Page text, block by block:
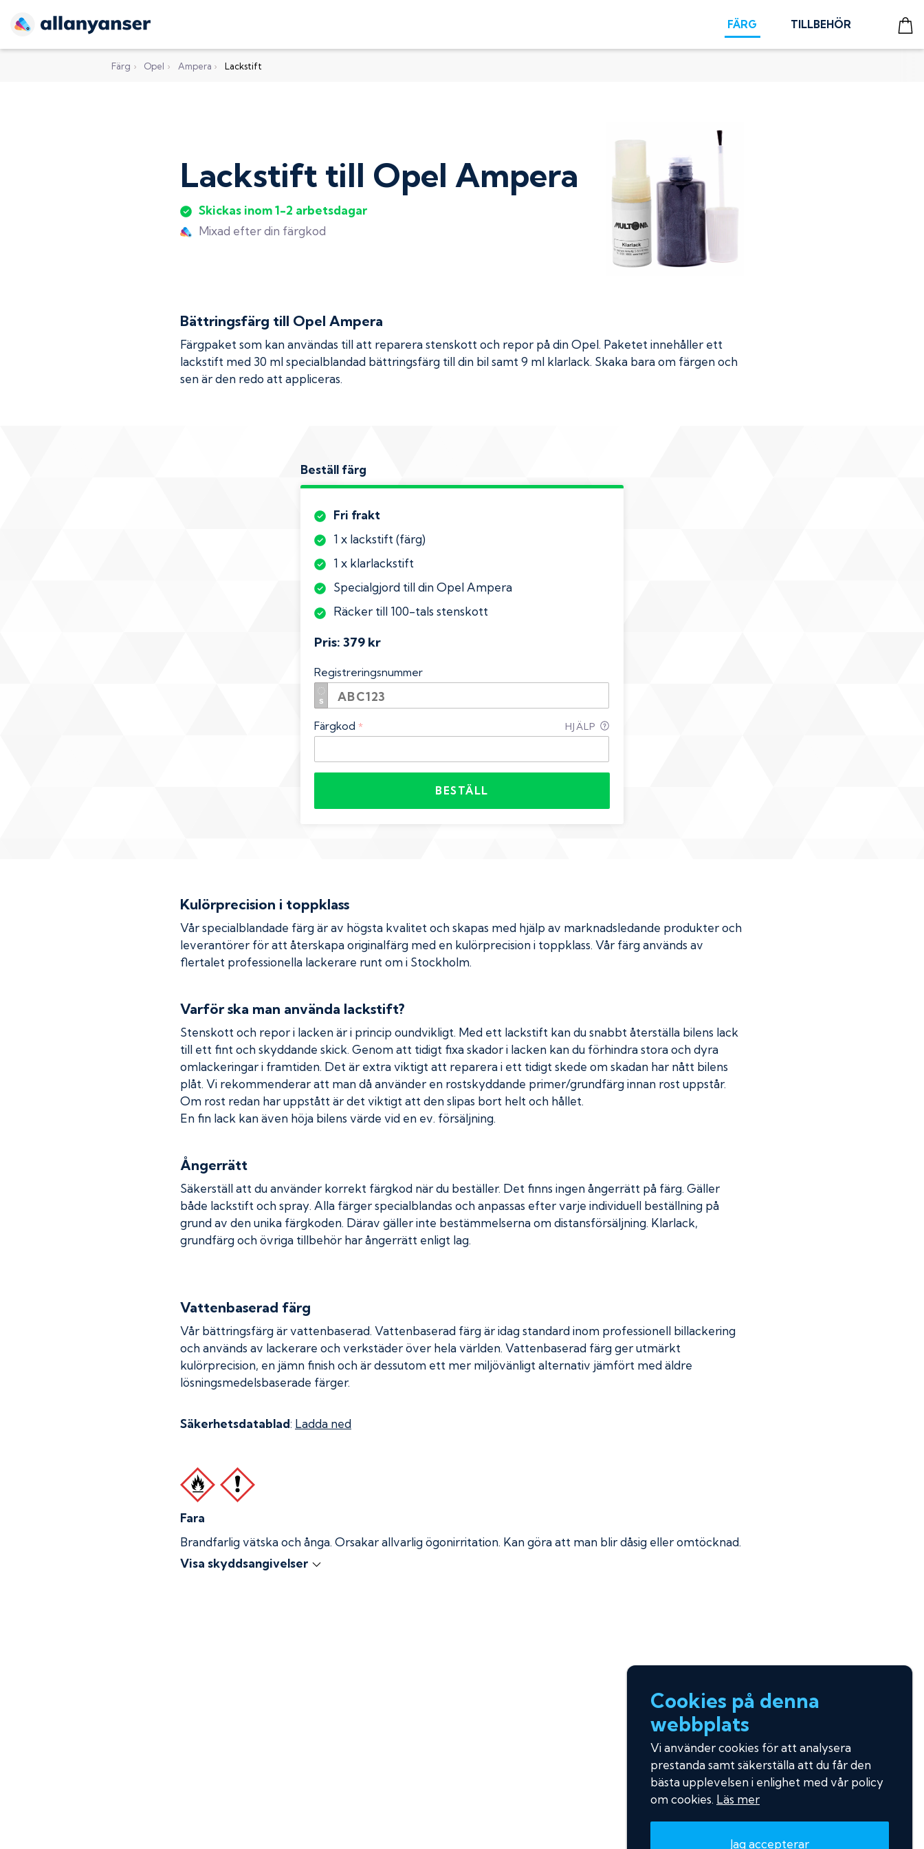
FÄRG TILLBEHÖR
Färg › Opel › Ampera › Lackstift
Lackstift till Opel Ampera
Skickas inom 1-2 arbetsdagar
Mixad efter din färgkod
Bättringsfärg till Opel Ampera
Färgpaket som kan användas till att reparera stenskott och repor på dinOpel. Paketet innehåller ett
lackstift med 30 ml specialblandad bättringsfärg till din bil samt 9 ml klarlack. Skaka bara om färgen och
sen är den redo att appliceras.
Beställ färg
Fri frakt
1 x lackstift (färg)
1 x klarlackstift
Specialgjord till din Opel Ampera
Räcker till 100-tals stenskott
Pris:379 kr
Registreringsnummer
Färgkod * HJÄLP
BESTÄLL
Kulörprecision i toppklass
Vår specialblandade färg är av högsta kvalitet och skapas med hjälp av marknadsledande produkter och
leverantörer för att återskapa originalfärg med en kulörprecision i toppklass. Vår färg används av
flertalet professionella lackerare runt om i Stockholm.
Varför ska man använda lackstift?
Stenskott och repor i lacken är i princip oundvikligt. Med ett lackstift kan du snabbt återställa bilens lack
till ett fint och skyddande skick. Genom att tidigt fixa skador i lacken kan du förhindra stora och dyra
omlackeringar i framtiden. Det är extra viktigt att reparera i ett tidigt skede om skadan har nått bilens
plåt. Vi rekommenderar att man då använder en rostskyddande primer/grundfärg innan rost uppstår.
Om rost redan har uppstått är det viktigt att den slipas bort helt och hållet.
En fin lack kan även höja bilens värde vid en ev. försäljning.
Ångerrätt
Säkerställ att du använder korrekt färgkod när du beställer. Det finns ingen ångerrätt på färg. Gäller
både lackstift och spray. Alla färger specialblandas och anpassas efter varje individuell beställning på
grund av den unika färgkoden. Därav gäller inte bestämmelserna om distansförsäljning. Klarlack,
grundfärg och övriga tillbehör har ångerrätt enligt lag.
Vattenbaserad färg
Vår bättringsfärg är vattenbaserad. Vattenbaserad färg är idag standard inom professionell billackering
och används av lackerare och verkstäder över hela världen. Vattenbaserad färg ger utmärkt
kulörprecision, en jämn finish och är dessutom ett mer miljövänligt alternativ jämfört med äldre
lösningsmedelsbaserade färger.
Säkerhetsdatablad: Ladda ned
Fara
Brandfarlig vätska och ånga. Orsakar allvarlig ögonirritation. Kan göra att man blir dåsig eller omtöcknad.
Visa skyddsangivelser
Cookies på denna
webbplats
Vi använder cookies för att analysera
prestanda samt säkerställa att du får den
bästa upplevelsen i enlighet med vår policy
om cookies. Läs mer
Jag accepterar